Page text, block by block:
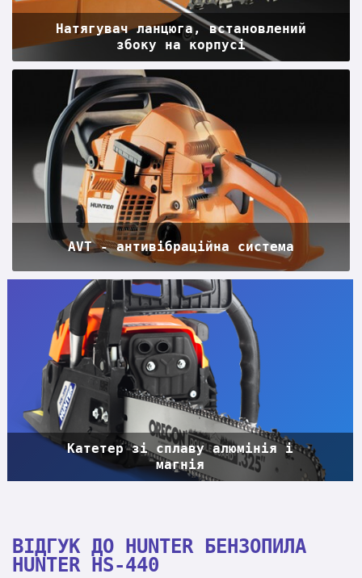
Натягувач ланцюга, встановлений
збоку на корпусі
AVT - антивібраційна система
Катетер зі сплаву алюмінія і
магнія
ВІДГУК ДО HUNTER БЕНЗОПИЛА
HUNTER HS-440